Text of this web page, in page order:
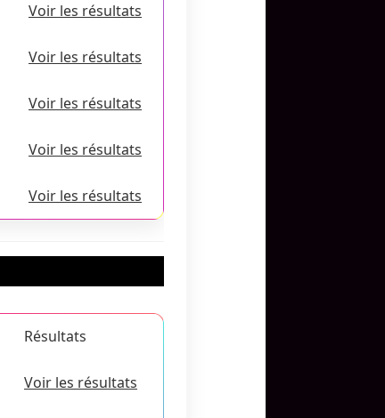
Voir les résultats
Voir les résultats
Voir les résultats
Voir les résultats
Voir les résultats
Résultats
Voir les résultats